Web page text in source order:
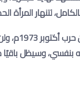
لتنهار المرأة
وعندما طُلِب من جولدا مائير أن تكتب
بنفسي، وسيظل